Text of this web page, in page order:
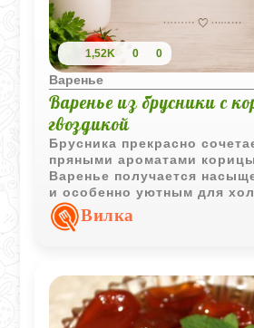
1,52K 0 0
Варенье
Варенье из брусники с
гвоздикой
Брусника прекрасно
пряными ароматами
Варенье получается
и особенно уютным для
времени года.
Вилка